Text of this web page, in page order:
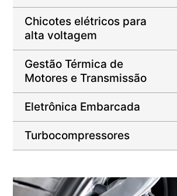
Chicotes elétricos para
alta voltagem
Gestão Térmica de
Motores e Transmissão
Eletrônica Embarcada
Turbocompressores